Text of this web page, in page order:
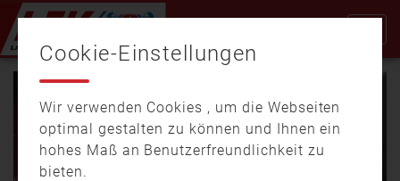
Cookie-Einstellungen
Wir verwenden Cookies , um die Webseiten
optimal gestalten zu können und Ihnen ein
hohes Maß an Benutzerfreundlichkeit zu
bieten.